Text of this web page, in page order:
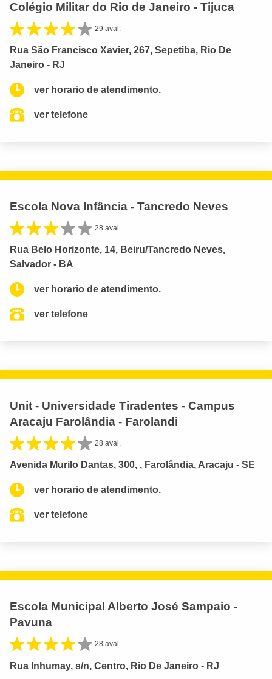
Colégio Militar do Rio de Janeiro - Tijuca
29 aval.
Rua São Francisco Xavier, 267, Sepetiba, Rio De
Janeiro - RJ
ver horario de atendimento.
ver telefone
Escola Nova Infância - Tancredo Neves
28 aval.
Rua Belo Horizonte, 14, Beiru/Tancredo Neves,
Salvador - BA
ver horario de atendimento.
ver telefone
Unit - Universidade Tiradentes - Campus
Aracaju Farolândia - Farolandi
28 aval.
Avenida Murilo Dantas, 300, , Farolândia, Aracaju - SE
ver horario de atendimento.
ver telefone
Escola Municipal Alberto José Sampaio -
Pavuna
28 aval.
Rua Inhumay, s/n, Centro, Rio De Janeiro - RJ